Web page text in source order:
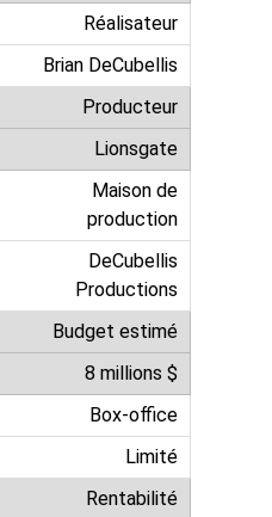
Réalisateur
Brian DeCubellis
Producteur
Lionsgate
Maison de
production
DeCubellis
Productions
Budget estimé
8 millions $
Box-office
Limité
Rentabilité